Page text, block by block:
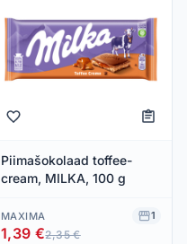
Piimašokolaad toffee-
cream, MILKA, 100 g
MAXIMA 1
1,39 €2,35 €